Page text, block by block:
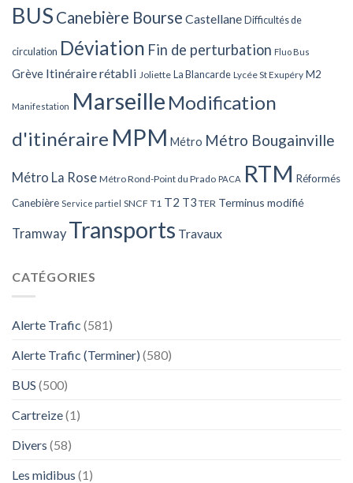
BUS Canebière Bourse Castellane Difficultés de
circulation Déviation Fin de perturbation Fluo Bus
Grève Itinéraire rétabli Joliette La Blancarde Lycée St Exupéry M2
Manifestation Marseille Modification
d'itinéraire MPM Métro Métro Bougainville
Métro La Rose Métro Rond-Point du Prado PACA RTM Réformés
Canebière Service partiel SNCF T1 T2 T3 TER Terminus modifié
Tramway Transports Travaux
CATÉGORIES
Alerte Trafic (581)
Alerte Trafic (Terminer) (580)
BUS (500)
Cartreize(1)
Divers (58)
Les midibus (1)